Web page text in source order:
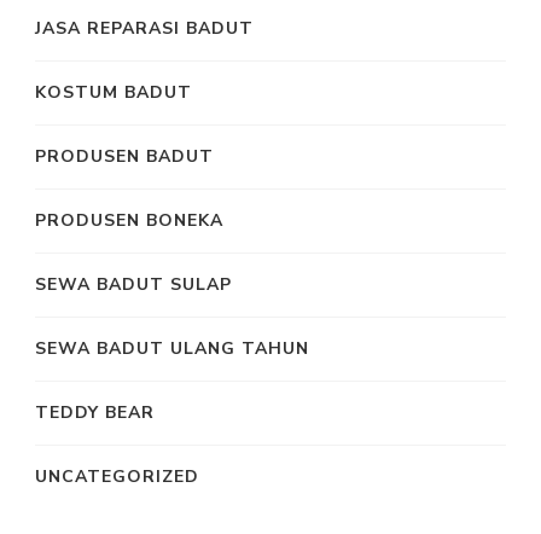
JASA REPARASI BADUT
KOSTUM BADUT
PRODUSEN BADUT
PRODUSEN BONEKA
SEWA BADUT SULAP
SEWA BADUT ULANG TAHUN
TEDDY BEAR
UNCATEGORIZED